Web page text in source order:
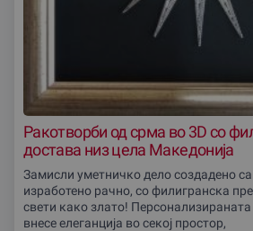
Ракотворби од срма во 3D со
достава низ цела Македониjа
Замисли уметничко дело создадено
изработено рачно, со филигранска
свети како злато!
внесе елеганција во секој простор,